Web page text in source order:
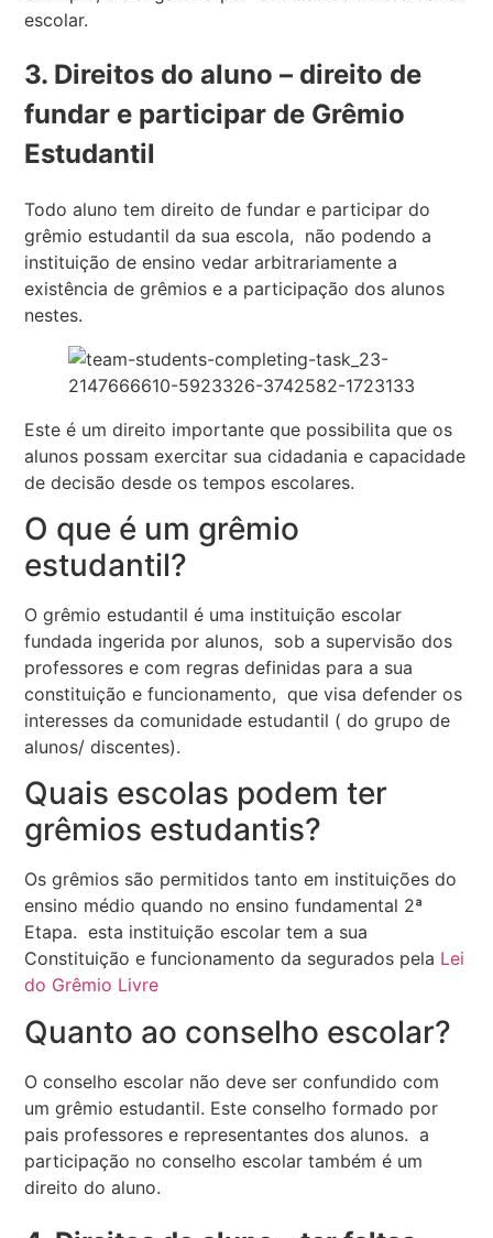
escolar.
3. Direitos do aluno – direito de
fundar e participar de Grêmio
Estudantil
Todo aluno tem direito de fundar e participar do
grêmio estudantil da sua escola, não podendo a
instituição de ensino vedar arbitrariamente a
existência de grêmios e a participação dos alunos
nestes.
Este é um direito importante que possibilita que os
alunos possam exercitar sua cidadania e capacidade
de decisão desde os tempos escolares.
O que é um grêmio
estudantil?
O grêmio estudantil é uma instituição escolar
fundada ingerida por alunos, sob a supervisão dos
professores e com regras definidas para a sua
constituição e funcionamento, que visa defender os
interesses da comunidade estudantil ( do grupo de
alunos/ discentes).
Quais escolas podem ter
grêmios estudantis?
Os grêmios são permitidos tanto em instituições do
ensino médio quando no ensino fundamental 2ª
Etapa. esta instituição escolar tem a sua
Constituição e funcionamento da segurados pela Lei
do Grêmio Livre
Quanto ao conselho escolar?
O conselho escolar não deve ser confundido com
um grêmio estudantil. Este conselho formado por
pais professores e representantes dos alunos. a
participação no conselho escolar também é um
direito do aluno.